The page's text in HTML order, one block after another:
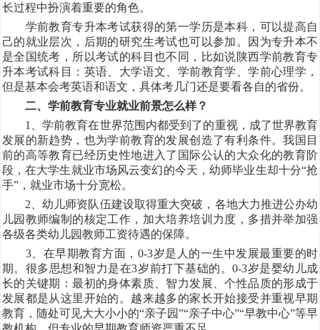
长过程中扮演着重要的角色。
学前教育专升本考试获得的第一学历是本科，可以提高自
己的就业层次，后期的研究生考试也可以参加。因为专升本不
是全国统考，所以考试的科目也不同，比如说陕西学前教育专
升本考试科目：英语、大学语文、学前教育学、学前心理学，
但是基本会考英语和语文，具体考几门还是要看各自的省份。
二、学前教育专业就业前景怎么样？
1、学前教育在世界范围内都受到了的重视，成了世界教育
发展的新趋势，也为学前教育的发展创造了有利条件。我国目
前的高等教育已经历史性地进入了国际公认的大众化的教育阶
段，在大学生就业市场风云变幻的今天，幼师毕业生却十分“抢
手”，就业市场十分宽松。
2、幼儿师资队伍建设取得重大突破，各地大力推进公办幼
儿园教师编制的核定工作，加大培养培训力度，多措并举加强
各级各类幼儿园教师工资待遇的保障。
3、在早期教育方面，0-3岁是人的一生中发展最重要的时
期。很多思想和智力是在3岁前打下基础的。0-3岁是婴幼儿成
长的关键期：最初的身体素质、智力发展、个性品质的形成于
发展都是从这里开始的。越来越多的家长开始接受并重视早期
教育，随处可见大大小小的“亲子园”“亲子中心”“早教中心”等早